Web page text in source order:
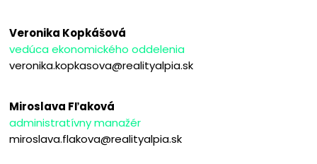
Veronika Kopkášová
vedúca ekonomického oddelenia
veronika.kopkasova@realityalpia.sk
Miroslava Fľaková
administratívny manažér
miroslava.flakova@realityalpia.sk